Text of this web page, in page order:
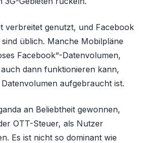
verbreitet genutzt, und Facebook
üblich. Manche Mobilpläne
Facebook“-Datenvolumen,
dann funktionieren kann,
aufgebraucht ist.
an Beliebtheit gewonnen,
OTT-Steuer, als Nutzer
Es ist nicht so dominant wie